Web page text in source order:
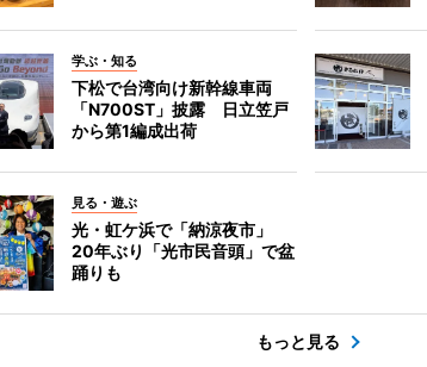
学ぶ・知る
下松で台湾向け新幹線車両
「N700ST」披露 日立笠戸
から第1編成出荷
見る・遊ぶ
光・虹ケ浜で「納涼夜市」
20年ぶり「光市民音頭」で盆
踊りも
もっと見る